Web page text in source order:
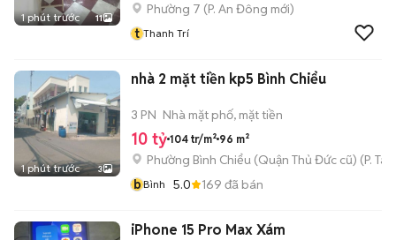
1 phút trước 11
Phường 7 (P. An Đông mới)
t Thanh Trí
1 phút trước 3
nhà 2 mặt tiền kp5 Bình Chiểu
3 PN Nhà mặt phố, mặt tiền
10 tỷ 104 tr/m² 96 m²
Phường Bình Chiểu (Quận Thủ Đức cũ) (P.
bBình 5.0 169 đã bán
iPhone 15 Pro Max Xám